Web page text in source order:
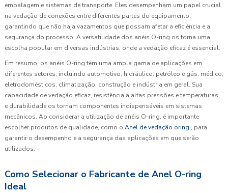
embalagem e sistemas de transporte. Eles desempenham um papel crucial
na vedação de conexões entre diferentes partes do equipamento,
garantindo que não haja vazamentos que possam afetar a eficiência e a
segurança do processo. A versatilidade dos anéis O-ring os torna uma
escolha popular em diversas indústrias, onde a vedação eficaz é essencial.
Em resumo, os anéis O-ring têm uma ampla gama de aplicações em
diferentes setores, incluindo automotivo, hidráulico, petróleo e gás, médico,
eletrodomésticos, climatização, construção e indústria em geral. Sua
capacidade de vedação eficaz, resistência a altas pressões e temperaturas,
e durabilidade os tornam componentes indispensáveis em sistemas
mecânicos. Ao considerar a utilização de anéis O-ring, é importante
escolher produtos de qualidade, como o Anel de vedação oring , para
garantir o desempenho e a segurança das aplicações em que serão
utilizados.
Como Selecionar o Fabricante de Anel O-ring
Ideal